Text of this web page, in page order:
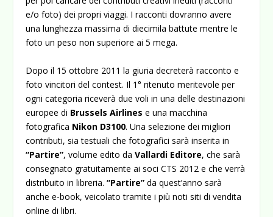
e/o foto) dei propri viaggi. I racconti dovranno avere
una lunghezza massima di diecimila battute mentre le
foto un peso non superiore ai 5 mega.
Dopo il 15 ottobre 2011 la giuria decreterà racconto e
foto vincitori del contest. Il 1° ritenuto meritevole per
ogni categoria riceverà due voli in una delle destinazioni
europee di Brussels Airlines e una macchina
fotografica Nikon D3100. Una selezione dei migliori
contributi, sia testuali che fotografici sarà inserita in
“Partire”, volume edito daVallardi Editore, che sarà
consegnato gratuitamente ai soci CTS 2012 e che verrà
distribuito in libreria.“Partire” da quest’anno sarà
anche e-book, veicolato tramite i più noti siti di vendita
online di libri.